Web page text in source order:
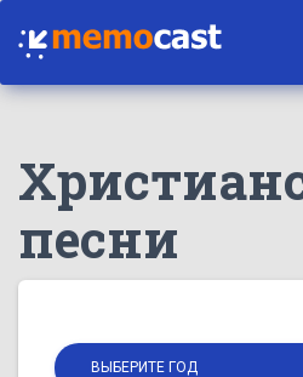
песни
ВЫБЕРИТЕ ГОД